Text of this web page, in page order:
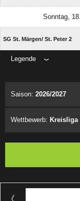
Sonntag,
SG St. Märgen/​ St. Peter 2
Legende
Saison: 2026/2027
Wettbewerb: Kreisliga